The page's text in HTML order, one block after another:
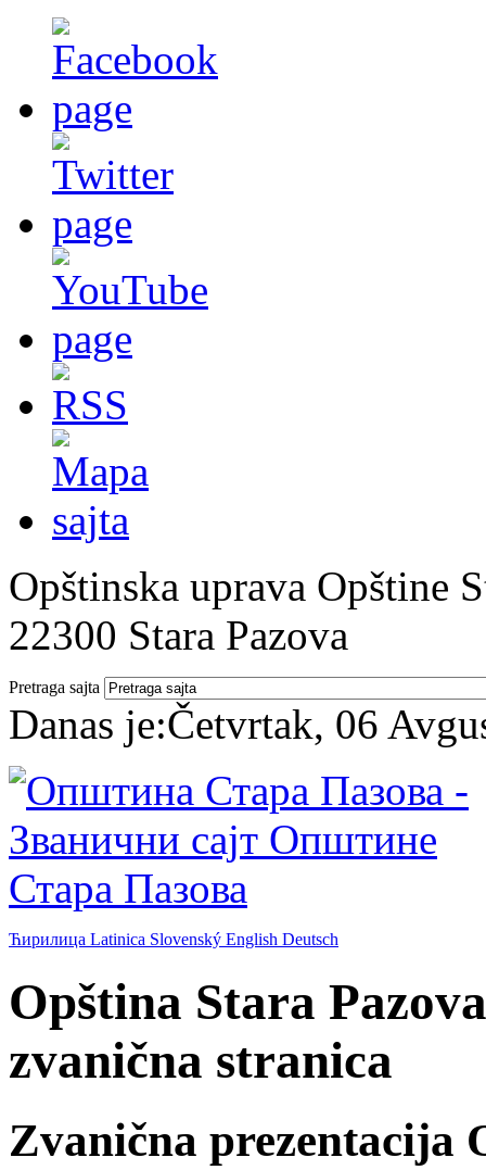
Opštinska uprava Opštine
22300 Stara Pazova
Pretraga sajta
Danas je:Četvrtak, 06
Ћирилица Latinica Slovenský English Deutsch
Opština Stara
zvanična stranica
Zvanična prezentacija